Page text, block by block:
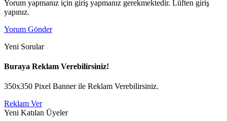
Yorum yapmanız için giriş yapmanız gerekmektedir. Lüften giriş
yapınız.
Yorum Gönder
Yeni Sorular
Buraya Reklam Verebilirsiniz!
350x350 Pixel Banner ile Reklam Verebilirsiniz.
Reklam Ver
Yeni Katılan Üyeler